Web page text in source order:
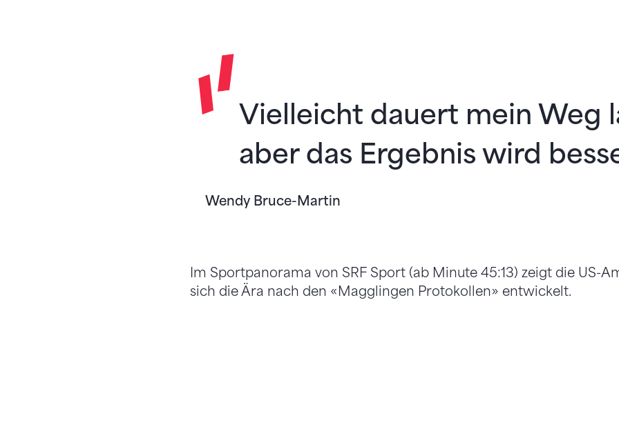
Wendy Bruce-Martin
Vielleicht dauert mein Weg
aber das Ergebnis wird
Im Sportpanorama von SRF Sport (ab Minute 45:13) zeigt die US-
sich die Ära nach den «Magglingen Protokollen» entwickelt.